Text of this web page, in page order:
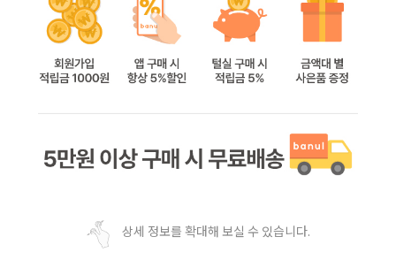
상세 정보를 확대해 보실 수 있습니다.